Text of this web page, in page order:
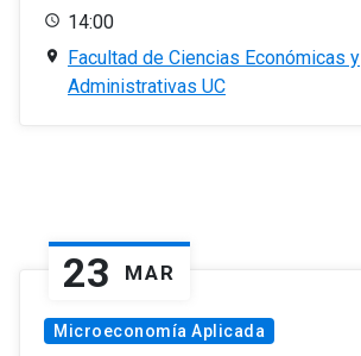
14:00
Facultad de Ciencias Económicas y
Administrativas UC
23 MAR
Microeconomía Aplicada